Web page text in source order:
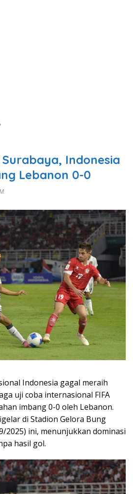
Indonesia
Lebanon 0-0
Indonesia gagal meraih
uji coba internasional FIFA
imbang 0-0 oleh Lebanon.
di Stadion Gelora Bung
2025) ini, menunjukkan dominasi
hasil gol.